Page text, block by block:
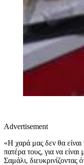
Advertisement
«Η χαρά μας δεν θα
πατέρα τους, για να είναι
Σαμάλι, διευκρινίζοντας